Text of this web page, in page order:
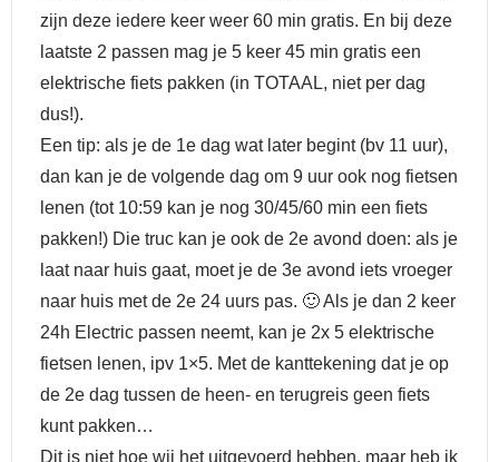
zijn deze iedere keer weer 60 min gratis. En bij deze
laatste 2 passen mag je 5 keer 45 min gratis een
elektrische fiets pakken (in TOTAAL, niet per dag
dus!).
Een tip: als je de 1e dag wat later begint (bv 11 uur),
dan kan je de volgende dag om 9 uur ook nog fietsen
lenen (tot 10:59 kan je nog 30/45/60 min een fiets
pakken!) Die truc kan je ook de 2e avond doen: als je
laat naar huis gaat, moet je de 3e avond iets vroeger
naar huis met de 2e 24 uurs pas. 🙂 Als je dan 2 keer
24h Electric passen neemt, kan je 2x 5 elektrische
fietsen lenen, ipv 1×5. Met de kanttekening dat je op
de 2e dag tussen de heen- en terugreis geen fiets
kunt pakken…
Dit is niet hoe wij het uitgevoerd hebben, maar heb ik